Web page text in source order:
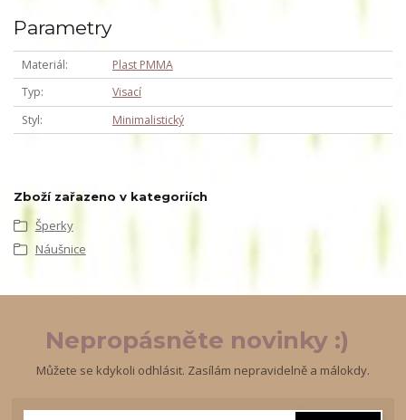
Parametry
Materiál
Plast PMMA
Typ
Visací
Styl
Minimalistický
Zboží zařazeno v kategoriích
Šperky
Náušnice
Nepropásněte novinky :)
Můžete se kdykoli odhlásit. Zasílám nepravidelně a málokdy.